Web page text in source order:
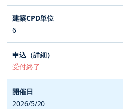
6
受付終了
2026/5/20